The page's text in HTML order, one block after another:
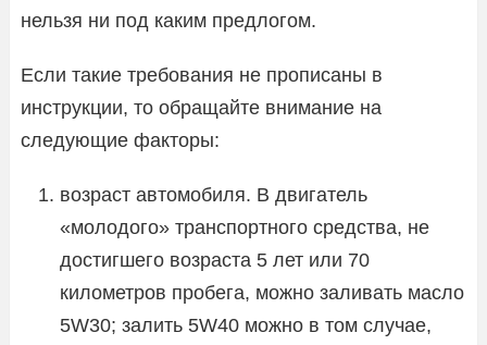
нельзя ни под каким предлогом.
Если такие требования не прописаны в
инструкции, то обращайте внимание на
следующие факторы:
возраст автомобиля. В двигатель
«молодого» транспортного средства, не
достигшего возраста 5 лет или 70
километров пробега, можно заливать масло
5W30; залить 5W40 можно в том случае,